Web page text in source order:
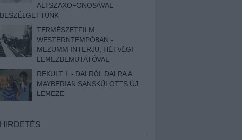
ALTSZAXOFONOSÁVAL
BESZÉLGETTÜNK
TERMÉSZETFILM,
WESTERNTEMPÓBAN -
MEZUMM-INTERJÚ, HÉTVÉGI
LEMEZBEMUTATÓVAL
REKULT I. - DALRÓL DALRA A
MAYBERIAN SANSKÜLOTTS ÚJ
LEMEZE
HIRDETÉS